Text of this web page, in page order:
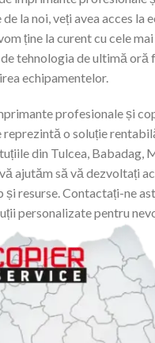
la noi, veți avea acces la
ține la curent cu cele
tehnologia de ultimă oră
echipamentelor.
profesionale și
o soluție
din Tulcea, Babadag,
ajutăm să vă dezvoltați
și resurse. Contactați-ne
personalizate pentru